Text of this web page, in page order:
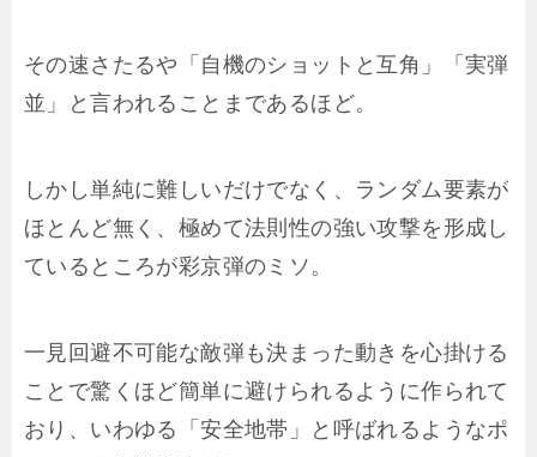
その速さたるや「自機のショットと互角」「実弾
並」と言われることまであるほど。
しかし単純に難しいだけでなく、ランダム要素が
ほとんど無く、極めて法則性の強い攻撃を形成し
ているところが彩京弾のミソ。
一見回避不可能な敵弾も決まった動きを心掛ける
ことで驚くほど簡単に避けられるように作られて
おり、いわゆる「安全地帯」と呼ばれるようなポ